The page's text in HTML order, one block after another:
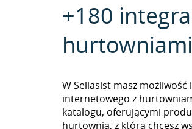
+180
W Sellasist masz
internetowego z
katalogu, oferującymi
hurtownia, z którą chcesz